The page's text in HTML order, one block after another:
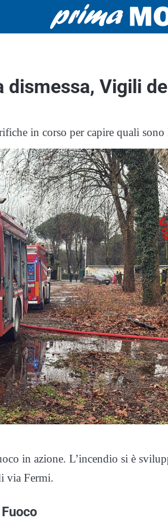
dismessa, Vigili
in corso per capire quali sono
in azione. L’incendio si è
via Fermi.